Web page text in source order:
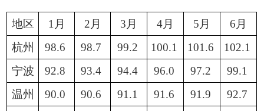
地区 1月 2月 3月 4月 5月
6月
杭州
98.6 98.7 99.2 100.1 101.6
102.1
宁波
92.8 93.4 94.4 96.0 97.2
99.1
温州
90.0 90.6 91.1 91.6 91.9
92.7